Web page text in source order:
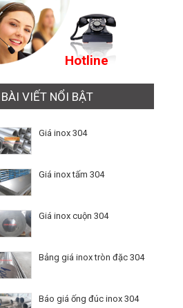
Hotline
BÀI VIẾT NỔI BẬT
Giá inox 304
Giá inox tấm 304
Giá inox cuộn 304
Bảng giá inox tròn đặc 304
Báo giá ống đúc inox 304